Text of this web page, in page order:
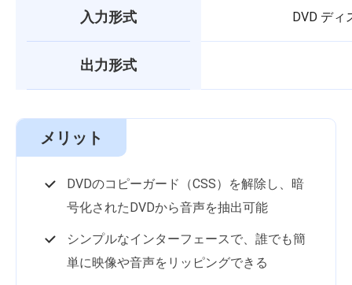
入力形式 DVD ディ
出力形式
メリット
DVDのコピーガード（CSS）を解除し、暗
号化されたDVDから音声を抽出可能
シンプルなインターフェースで、誰でも簡
単に映像や音声をリッピングできる